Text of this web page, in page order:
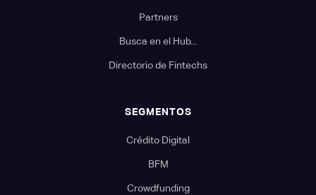
Partners
Busca en el Hub...
Directorio de Fintechs
SEGMENTOS
Crédito Digital
BFM
Crowdfunding